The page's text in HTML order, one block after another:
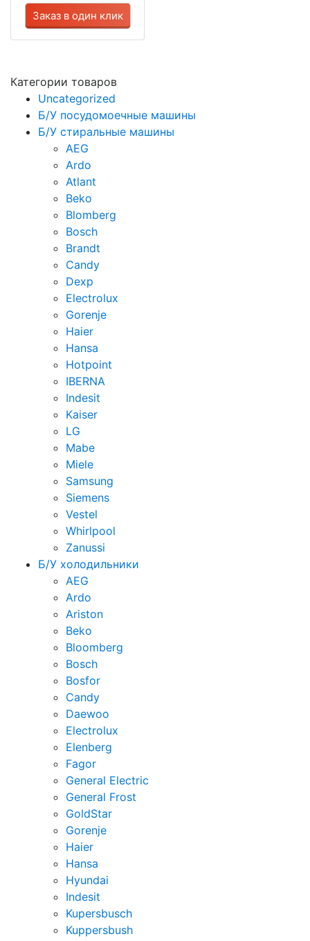
Заказ в один клик
Категории товаров
Uncategorized
Б/У посудомоечные машины
Б/У стиральные машины
AEG
Ardo
Atlant
Beko
Blomberg
Bosch
Brandt
Candy
Dexp
Electrolux
Gorenje
Haier
Hansa
Hotpoint
IBERNA
Indesit
Kaiser
LG
Mabe
Miele
Samsung
Siemens
Vestel
Whirlpool
Zanussi
Б/У холодильники
AEG
Ardo
Ariston
Beko
Bloomberg
Bosch
Bosfor
Candy
Daewoo
Electrolux
Elenberg
Fagor
General Electric
General Frost
GoldStar
Gorenje
Haier
Hansa
Hyundai
Indesit
Kupersbusch
Kuppersbush